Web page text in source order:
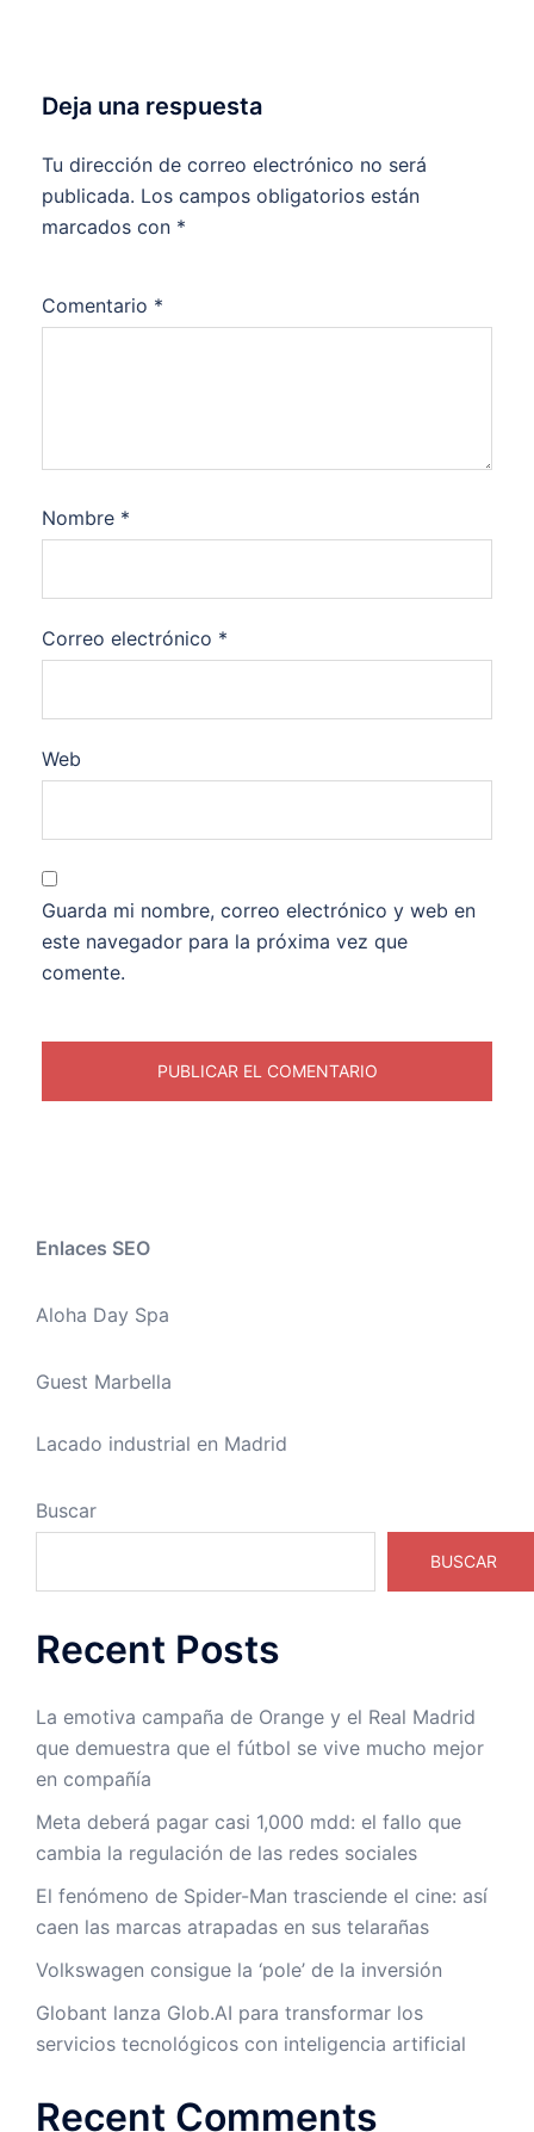
Deja una respuesta
Tu dirección de correo electrónico no será
publicada. Los campos obligatorios están
marcados con *
Comentario *
Nombre *
Correo electrónico *
Web
Guarda mi nombre, correo electrónico y web en
este navegador para la próxima vez que
comente.
Enlaces SEO
Aloha Day Spa
Guest Marbella
Lacado industrial en Madrid
Buscar
BUSCAR
Recent Posts
La emotiva campaña de Orange y el Real Madrid
que demuestra que el fútbol se vive mucho mejor
en compañía
Meta deberá pagar casi 1,000 mdd: el fallo que
cambia la regulación de las redes sociales
El fenómeno de Spider-Man trasciende el cine: así
caen las marcas atrapadas en sus telarañas
Volkswagen consigue la ‘pole’ de la inversión
Globant lanza Glob.AI para transformar los
servicios tecnológicos con inteligencia artificial
Recent Comments